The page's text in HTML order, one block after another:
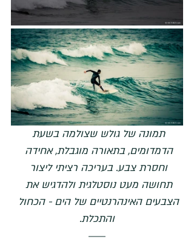
תמונה של גולש שצולמה בשעת
הדמדומים, בתאורה מוגבלת, אחידה
וחסרת צבע. בעריכה רציתי ליצור
תחושה מעט נוסטלגית ולהדגיש את
הצבעים האינהרנטיים של הים - הכחול
והתכלת.